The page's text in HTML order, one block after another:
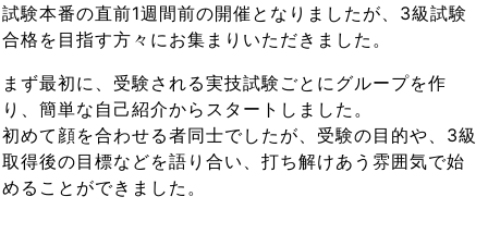
試験本番の直前1週間前の開催となりましたが、3級試験
合格を目指す方々にお集まりいただきました。
まず最初に、受験される実技試験ごとにグループを作
り、簡単な自己紹介からスタートしました。
初めて顔を合わせる者同士でしたが、受験の目的や、3級
取得後の目標などを語り合い、打ち解けあう雰囲気で始
めることができました。